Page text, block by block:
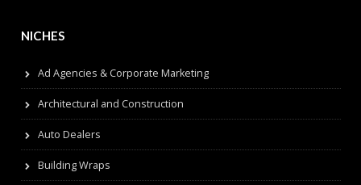
NICHES
Ad Agencies & Corporate Marketing
Architectural and Construction
Auto Dealers
Building Wraps